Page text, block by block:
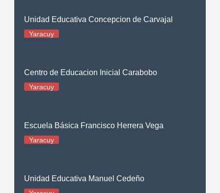
Unidad Educativa Concepcion de Carvajal
Yaracuy
Centro de Educacion Inicial Carabobo
Yaracuy
Escuela Básica Francisco Herrera Vega
Yaracuy
Unidad Educativa Manuel Cedeño